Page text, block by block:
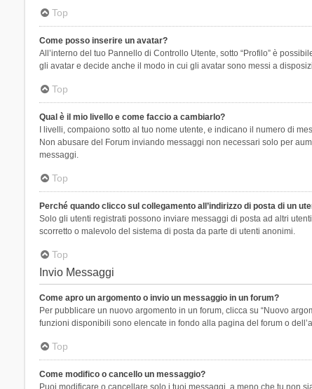
Top
Come posso inserire un avatar?
All’interno del tuo Pannello di Controllo Utente, sotto “Profilo” è
gli avatar e decide anche il modo in cui gli avatar sono messi a
Top
Qual è il mio livello e come faccio a cambiarlo?
I livelli, compaiono sotto al tuo nome utente, e indicano il numero di
Non abusare del Forum inviando messaggi non necessari solo per
messaggi.
Top
Perché quando clicco sul collegamento all’indirizzo di posta di un
Solo gli utenti registrati possono inviare messaggi di posta ad altri
scorretto o malevolo del sistema di posta da parte di utenti anonimi.
Top
Invio Messaggi
Come apro un argomento o invio un messaggio in un forum?
Per pubblicare un nuovo argomento in un forum, clicca su “Nuovo
funzioni disponibili sono elencate in fondo alla pagina del forum o
Top
Come modifico o cancello un messaggio?
Puoi modificare o cancellare solo i tuoi messaggi, a meno che tu non